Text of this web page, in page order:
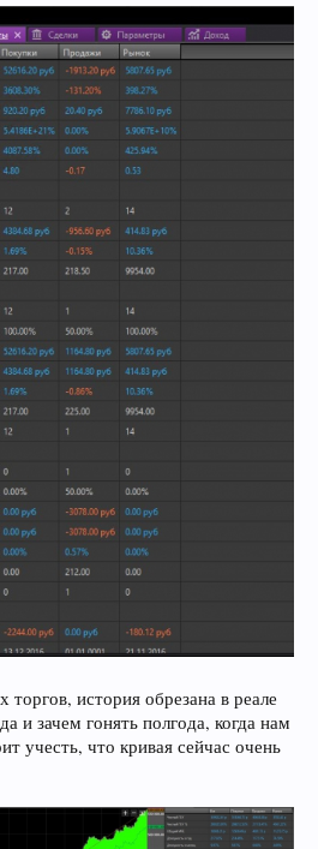
история обрезана в реале
и зачем гонять полгода, когда нам
учесть, что кривая сейчас очень